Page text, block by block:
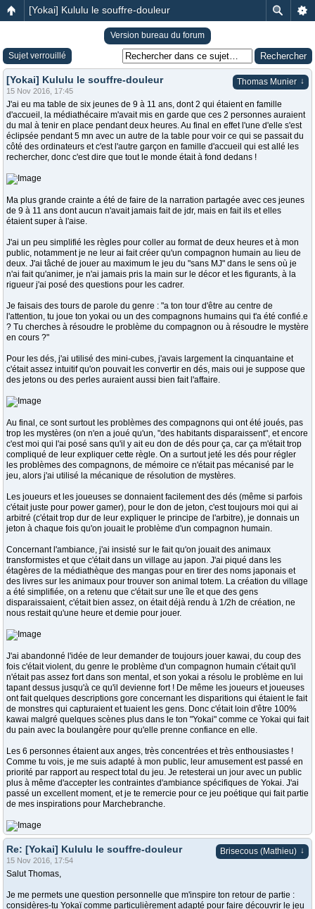
[Yokai] Kululu le souffre-douleur
Version bureau du forum
Sujet verrouillé
Thomas Munier ↓
[Yokai] Kululu le souffre-douleur
15 Nov 2016, 17:45
J'ai eu ma table de six jeunes de 9 à 11 ans, dont 2 qui étaient en famille
d'accueil, la médiathécaire m'avait mis en garde que ces 2 personnes auraient
du mal à tenir en place pendant deux heures. Au final en effet l'une d'elle s'est
éclipsée pendant 5 mn avec un autre de la table pour voir ce qui se passait du
côté des ordinateurs et c'est l'autre garçon en famille d'accueil qui est allé les
rechercher, donc c'est dire que tout le monde était à fond dedans !
Ma plus grande crainte a été de faire de la narration partagée avec ces jeunes
de 9 à 11 ans dont aucun n'avait jamais fait de jdr, mais en fait ils et elles
étaient super à l'aise.
J'ai un peu simplifié les règles pour coller au format de deux heures et à mon
public, notamment je ne leur ai fait créer qu'un compagnon humain au lieu de
deux. J'ai tâché de jouer au maximum le jeu du "sans MJ" dans le sens où je
n'ai fait qu'animer, je n'ai jamais pris la main sur le décor et les figurants, à la
rigueur j'ai posé des questions pour les cadrer.
Je faisais des tours de parole du genre : "a ton tour d'être au centre de
l'attention, tu joue ton yokai ou un des compagnons humains qui t'a été confié.e
? Tu cherches à résoudre le problème du compagnon ou à résoudre le mystère
en cours ?"
Pour les dés, j'ai utilisé des mini-cubes, j'avais largement la cinquantaine et
c'était assez intuitif qu'on pouvait les convertir en dés, mais oui je suppose que
des jetons ou des perles auraient aussi bien fait l'affaire.
Au final, ce sont surtout les problèmes des compagnons qui ont été joués, pas
trop les mystères (on n'en a joué qu'un, "des habitants disparaissent", et encore
c'est moi qui l'ai posé sans qu'il y ait eu don de dés pour ça, car ça m'était trop
compliqué de leur expliquer cette règle. On a surtout jeté les dés pour régler
les problèmes des compagnons, de mémoire ce n'était pas mécanisé par le
jeu, alors j'ai utilisé la mécanique de résolution de mystères.
Les joueurs et les joueuses se donnaient facilement des dés (même si parfois
c'était juste pour power gamer), pour le don de jeton, c'est toujours moi qui ai
arbitré (c'était trop dur de leur expliquer le principe de l'arbitre), je donnais un
jeton à chaque fois qu'on jouait le problème d'un compagnon humain.
Concernant l'ambiance, j'ai insisté sur le fait qu'on jouait des animaux
transformistes et que c'était dans un village au japon. J'ai piqué dans les
étagères de la médiathèque des mangas pour en tirer des noms japonais et
des livres sur les animaux pour trouver son animal totem. La création du village
a été simplifiée, on a retenu que c'était sur une île et que des gens
disparaissaient, c'était bien assez, on était déjà rendu à 1/2h de création, ne
nous restait qu'une heure et demie pour jouer.
J'ai abandonné l'idée de leur demander de toujours jouer kawai, du coup des
fois c'était violent, du genre le problème d'un compagnon humain c'était qu'il
n'était pas assez fort dans son mental, et son yokai a résolu le problème en lui
tapant dessus jusqu'à ce qu'il devienne fort ! De même les joueurs et joueuses
ont fait quelques descriptions gore concernant les disparitions qui étaient le fait
de monstres qui capturaient et tuaient les gens. Donc c'était loin d'être 100%
kawai malgré quelques scènes plus dans le ton "Yokai" comme ce Yokai qui fait
du pain avec la boulangère pour qu'elle prenne confiance en elle.
Les 6 personnes étaient aux anges, très concentrées et très enthousiastes !
Comme tu vois, je me suis adapté à mon public, leur amusement est passé en
priorité par rapport au respect total du jeu. Je retesterai un jour avec un public
plus à même d'accepter les contraintes d'ambiance spécifiques de Yokai. J'ai
passé un excellent moment, et je te remercie pour ce jeu poétique qui fait partie
de mes inspirations pour Marchebranche.
Brisecous (Mathieu) ↓
Re: [Yokai] Kululu le souffre-douleur
15 Nov 2016, 17:54
Salut Thomas,
Je me permets une question personnelle que m'inspire ton retour de partie :
considères-tu Yokaï comme particulièrement adapté pour faire découvrir le jeu